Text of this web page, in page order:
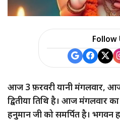
Follow
आज 3 फ़रवरी यानी मंगलवार,
द्वितीया तिथि है। आज मंगलवार
हनुमान जी को समर्पित है। भगवन